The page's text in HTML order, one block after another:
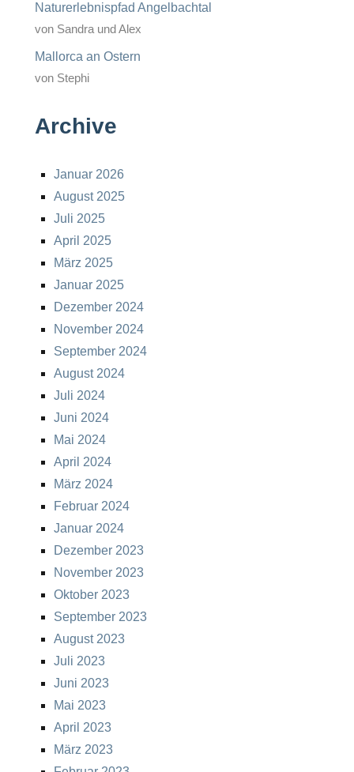
Naturerlebnispfad Angelbachtal
von Sandra und Alex
Mallorca an Ostern
von Stephi
Archive
Januar 2026
August 2025
Juli 2025
April 2025
März 2025
Januar 2025
Dezember 2024
November 2024
September 2024
August 2024
Juli 2024
Juni 2024
Mai 2024
April 2024
März 2024
Februar 2024
Januar 2024
Dezember 2023
November 2023
Oktober 2023
September 2023
August 2023
Juli 2023
Juni 2023
Mai 2023
April 2023
März 2023